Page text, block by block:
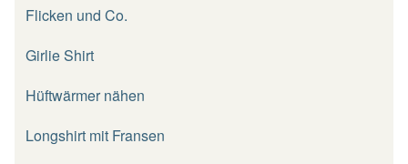
Flicken und Co.
Girlie Shirt
Hüftwärmer nähen
Longshirt mit Fransen